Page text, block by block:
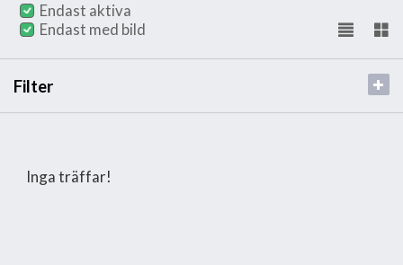
Endast aktiva
Endast med bild
Filter
Inga träffar!